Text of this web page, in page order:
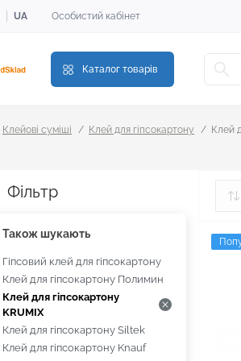
UA Особистий кабінет
Каталог товарів
Клейові суміші Клей для гіпсокартону Клей
Фільтр
Також шукають
Гіпсовий клей для гіпсокартону
Клей для гіпсокартону Полимин
Клей для гіпсокартону
KRUMIX
Клей для гіпсокартону Siltek
Клей для гіпсокартону Knauf